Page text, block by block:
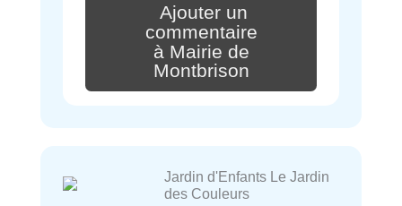
Ajouter un
commentaire
à Mairie de
Montbrison
Jardin d'Enfants Le Jardin
des Couleurs